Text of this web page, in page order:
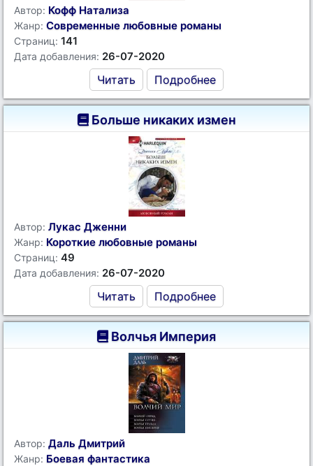
Автор: Кофф Натализа
Жанр: Современные любовные романы
Страниц: 141
Дата добавления: 26-07-2020
Читать Подробнее
Больше никаких измен
Автор: Лукас Дженни
Жанр: Короткие любовные романы
Страниц: 49
Дата добавления: 26-07-2020
Читать Подробнее
Волчья Империя
Автор: Даль Дмитрий
Жанр: Боевая фантастика